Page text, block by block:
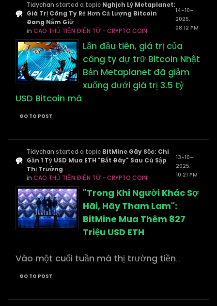
Tidychan started a topic Nghịch Lý Metaplanet:
Giá Trị Công Ty Rẻ Hơn Cả Lượng Bitcoin
Đang Nắm Giữ
in CAO THỦ TIỀN ĐIỆN TỬ - CRYPTO COIN
14-10-
2025,
08:12 PM
Lần đầu tiên, giá trị của
công ty dự trữ Bitcoin Nhật
Bản Metaplanet đã giảm
xuống dưới giá trị 3.5 tỷ
USD Bitcoin mà...
GO TO POST
Tidychan started a topic BitMine Gây Sốc: Chi
Gần 1 Tỷ USD Mua ETH "Bắt Đáy" Sau Cú Sập
Thị Trường
in CAO THỦ TIỀN ĐIỆN TỬ - CRYPTO COIN
13-10-
2025,
10:21 PM
"Trong Khi Người Khác Sợ
Hãi, Hãy Tham Lam":
BitMine Mua Thêm 827
Triệu USD ETH
Vào một cuối tuần mà thị trường tiền...
GO TO POST